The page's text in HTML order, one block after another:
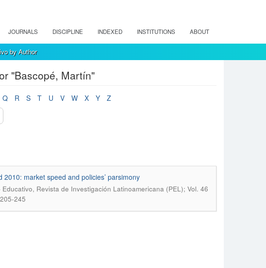
JOURNALS DISCIPLINE INDEXED INSTITUTIONS ABOUT
by Author
"Bascopé, Martín"
Q R S T U V W X Y
Z
market speed and policies’ parsimony
Educativo, Revista de Investigación Latinoamericana (PEL); Vol. 46
245